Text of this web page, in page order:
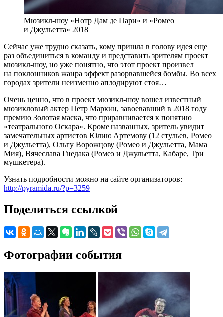
Мюзикл-шоу «Нотр Дам де Пари» и «Ромео
и Джульетта» 2018
Сейчас уже трудно сказать, кому пришла в голову идея еще
раз объединиться в команду и представить зрителям проект
мюзикл-шоу, но уже понятно, что этот проект произвел
на поклонников жанра эффект разорвавшейся бомбы. Во всех
городах зрители неизменно аплодируют стоя…
Очень ценно, что в проект мюзикл-шоу вошел известный
мюзикловый актер Петр Маркин, завоевавший в 2018 году
премию Золотая маска, что приравнивается к понятию
«театрального Оскара». Кроме названных, зритель увидит
замечательных артистов Юлию Артемову (12 стульев, Ромео
и Джульетта), Ольгу Ворожцову (Ромео и Джульетта, Мама
Мия), Вячеслава Гнедака (Ромео и Джульетта, Кабаре, Три
мушкетера).
Узнать подробности можно на сайте организаторов:
http://pyramida.ru/?p=3259
Поделиться ссылкой
Фотографии события